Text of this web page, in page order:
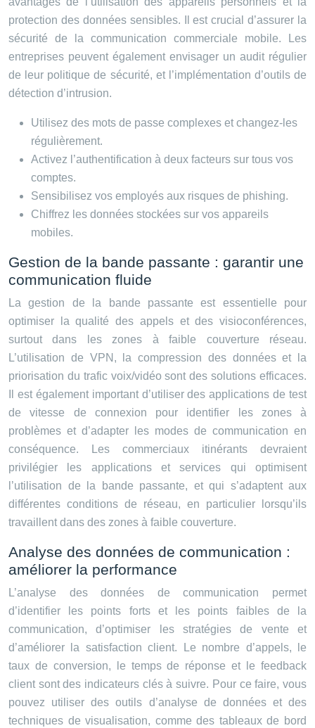
protection des données sensibles. Il est crucial d’assurer la
sécurité de la communication commerciale mobile. Les
entreprises peuvent également envisager un audit régulier
de leur politique de sécurité, et l’implémentation d’outils de
détection d’intrusion.
Utilisez des mots de passe complexes et changez-les
régulièrement.
Activez l’authentification à deux facteurs sur tous vos
comptes.
Sensibilisez vos employés aux risques de phishing.
Chiffrez les données stockées sur vos appareils
mobiles.
Gestion de la bande passante : garantir une
communication fluide
La gestion de la bande passante est essentielle pour
optimiser la qualité des appels et des visioconférences,
surtout dans les zones à faible couverture réseau.
L’utilisation de VPN, la compression des données et la
priorisation du trafic voix/vidéo sont des solutions efficaces.
Il est également important d’utiliser des applications de test
de vitesse de connexion pour identifier les zones à
problèmes et d’adapter les modes de communication en
conséquence. Les commerciaux itinérants devraient
privilégier les applications et services qui optimisent
l’utilisation de la bande passante, et qui s’adaptent aux
différentes conditions de réseau, en particulier lorsqu’ils
travaillent dans des zones à faible couverture.
Analyse des données de communication :
améliorer la performance
L’analyse des données de communication permet
d’identifier les points forts et les points faibles de la
communication, d’optimiser les stratégies de vente et
d’améliorer la satisfaction client. Le nombre d’appels, le
taux de conversion, le temps de réponse et le feedback
client sont des indicateurs clés à suivre. Pour ce faire, vous
pouvez utiliser des outils d’analyse de données et des
techniques de visualisation, comme des tableaux de bord